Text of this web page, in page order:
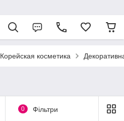
Корейская косметика
0 Фільтри